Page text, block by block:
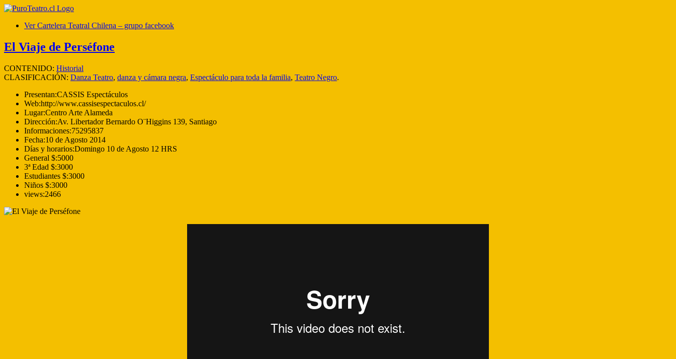
Ver Cartelera Teatral Chilena – grupo facebook
El Viaje de Perséfone
CONTENIDO: Historial
CLASIFICACIÓN: Danza Teatro, danza y cámara negra, Espectáculo para toda la familia, Teatro Negro.
Presentan:CASSIS Espectáculos
Web:http://www.cassisespectaculos.cl/
Lugar:Centro Arte Alameda
Dirección:Av. Libertador Bernardo O¨Higgins 139, Santiago
Informaciones:75295837
Fecha:10 de Agosto 2014
Días y horarios:Domingo 10 de Agosto 12 HRS
General $:5000
3ª Edad $:3000
Estudiantes $:3000
Niños $:3000
views:2466